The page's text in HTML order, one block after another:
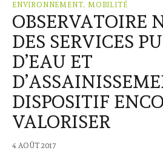
ENVIRONNEMENT, MOBILITÉ
OBSERVATOIRE
DES SERVICES
D’EAU ET
DISPOSITIF
VALORISER
4 AOÛT 2017